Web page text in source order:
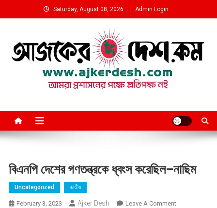
to
Saturday, August 08, 2026 Admin Login
বিএনপি দেশের গণতন্ত্রকে ধ্বংস করেছিল–নাছিম
Uncategorized জাতীয়
February 3, 2023 Ajker Desh Leave A CommentOn